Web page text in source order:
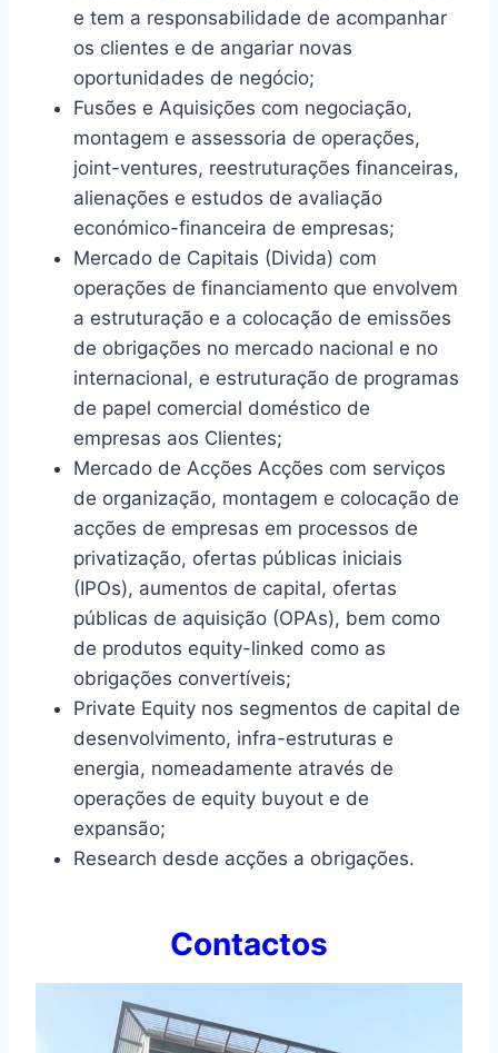
e tem a responsabilidade de acompanhar
os clientes e de angariar novas
oportunidades de negócio;
Fusões e Aquisições com negociação,
montagem e assessoria de operações,
joint-ventures, reestruturações financeiras,
alienações e estudos de avaliação
económico-financeira de empresas;
Mercado de Capitais (Divida) com
operações de financiamento que envolvem
a estruturação e a colocação de emissões
de obrigações no mercado nacional e no
internacional, e estruturação de programas
de papel comercial doméstico de
empresas aos Clientes;
Mercado de Acções Acções com serviços
de organização, montagem e colocação de
acções de empresas em processos de
privatização, ofertas públicas iniciais
(IPOs), aumentos de capital, ofertas
públicas de aquisição (OPAs), bem como
de produtos equity-linked como as
obrigações convertíveis;
Private Equity nos segmentos de capital de
desenvolvimento, infra-estruturas e
energia, nomeadamente através de
operações de equity buyout e de
expansão;
Research desde acções a obrigações.
Contactos